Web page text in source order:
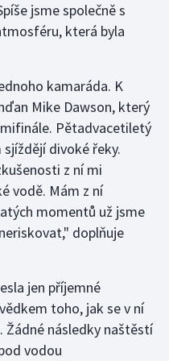
jsme společně s
která byla
kamaráda. K
Mike Dawson, který
Pětadvacetiletý
divoké řeky.
z ní mi
vodě. Mám z ní
momentů už jsme
doplňuje
jen příjemné
toho, jak se v ní
následky naštěstí
vodou